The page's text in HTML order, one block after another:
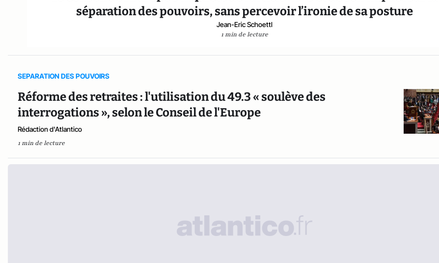
séparation des pouvoirs, sans percevoir l’ironie de sa posture
Jean-Eric Schoettl
1 min de lecture
SEPARATION DES POUVOIRS
Réforme des retraites : l'utilisation du 49.3 « soulève des
interrogations », selon le Conseil de l'Europe
Rédaction d'Atlantico
1 min de lecture